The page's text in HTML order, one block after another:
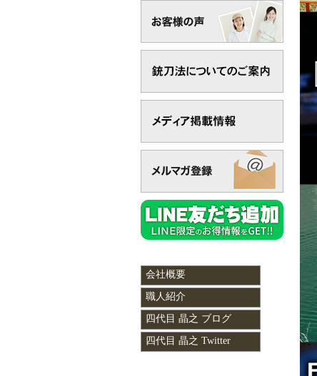
会社概要
職人紹介
四代目 晶之 ブログ
四代目 晶之 Twitter